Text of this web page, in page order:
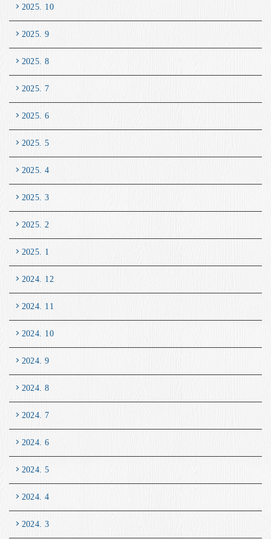
2025. 10
2025. 9
2025. 8
2025. 7
2025. 6
2025. 5
2025. 4
2025. 3
2025. 2
2025. 1
2024. 12
2024. 11
2024. 10
2024. 9
2024. 8
2024. 7
2024. 6
2024. 5
2024. 4
2024. 3